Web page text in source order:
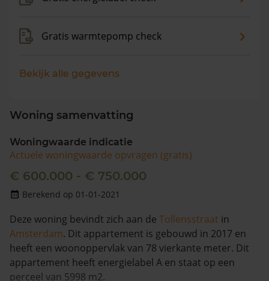
Gratis warmtepomp check
Bekijk alle gegevens
Woning samenvatting
Woningwaarde indicatie
Actuele woningwaarde opvragen (gratis)
€ 600.000 - € 750.000
Berekend op 01-01-2021
Deze woning bevindt zich aan de Tollensstraat in
Amsterdam. Dit appartement is gebouwd in 2017 en
heeft een woonoppervlak van 78 vierkante meter. Dit
appartement heeft energielabel A en staat op een
perceel van 5998 m2.